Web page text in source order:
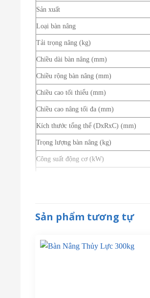
Sản xuất
Loại bàn nâng
Tải trọng nâng (kg)
Chiều dài bàn nâng (mm)
Chiều rộng bàn nâng (mm)
Chiều cao tối thiểu (mm)
Chiều cao nâng tối đa (mm)
Kích thước tổng thể (DxRxC) (mm)
Trọng lượng bàn nâng (kg)
Công suất động cơ (kW)
Điện áp điều khiển
Cấp độ bảo vệ
Sản phẩm tương tự